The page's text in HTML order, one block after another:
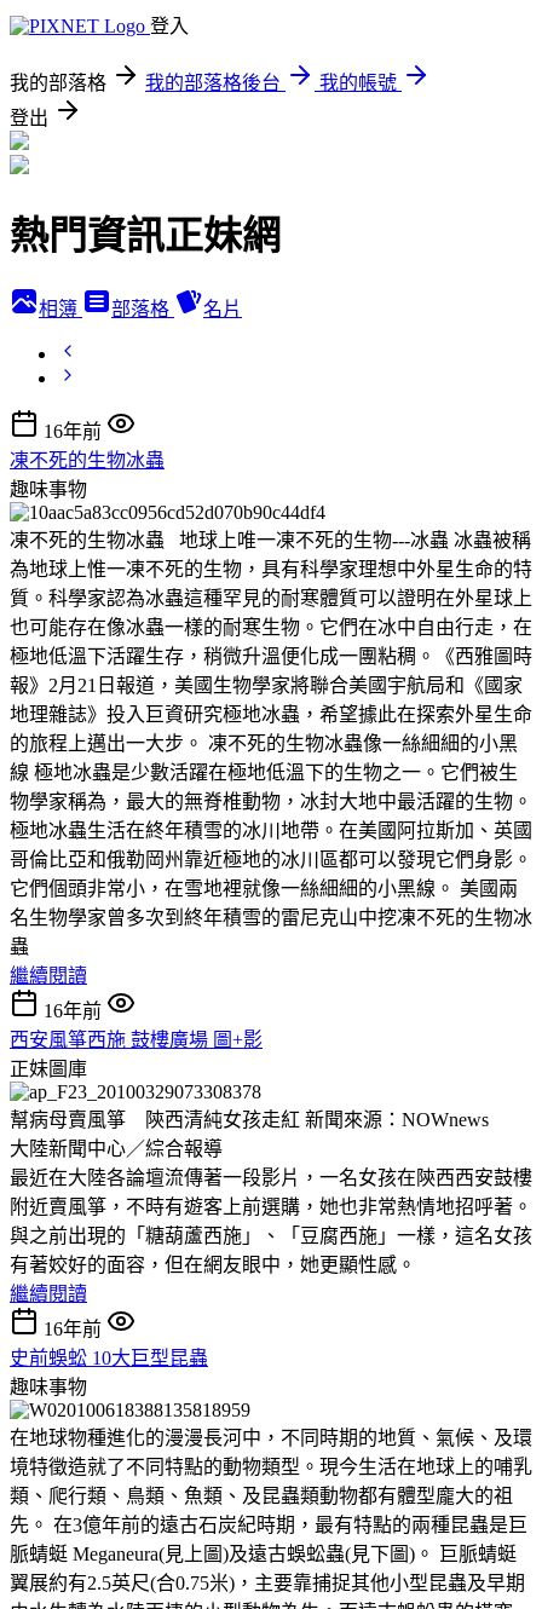
登入
我的部落格 我的部落格後台
我的帳號
登出
熱門資訊正妹網
相簿 部落格 名片
16年前
凍不死的生物冰蟲
趣味事物
凍不死的生物冰蟲 地球上唯一凍不死的生物---冰蟲 冰蟲被稱
為地球上惟一凍不死的生物，具有科學家理想中外星生命的特
質。科學家認為冰蟲這種罕見的耐寒體質可以證明在外星球上
也可能存在像冰蟲一樣的耐寒生物。它們在冰中自由行走，在
極地低溫下活躍生存，稍微升溫便化成一團粘稠。《西雅圖時
報》2月21日報道，美國生物學家將聯合美國宇航局和《國家
地理雜誌》投入巨資研究極地冰蟲，希望據此在探索外星生命
的旅程上邁出一大步。 凍不死的生物冰蟲像一絲細細的小黑
線 極地冰蟲是少數活躍在極地低溫下的生物之一。它們被生
物學家稱為，最大的無脊椎動物，冰封大地中最活躍的生物。
極地冰蟲生活在終年積雪的冰川地帶。在美國阿拉斯加、英國
哥倫比亞和俄勒岡州靠近極地的冰川區都可以發現它們身影。
它們個頭非常小，在雪地裡就像一絲細細的小黑線。 美國兩
名生物學家曾多次到終年積雪的雷尼克山中挖凍不死的生物冰
蟲
繼續閱讀
16年前
西安風箏西施 鼓樓廣場 圖+影
正妹圖庫
幫病母賣風箏 陝西清純女孩走紅 新聞來源：NOWnews
大陸新聞中心／綜合報導
最近在大陸各論壇流傳著一段影片，一名女孩在陝西西安鼓樓
附近賣風箏，不時有遊客上前選購，她也非常熱情地招呼著。
與之前出現的「糖葫蘆西施」、「豆腐西施」一樣，這名女孩
有著姣好的面容，但在網友眼中，她更顯性感。
繼續閱讀
16年前
史前蜈蚣 10大巨型昆蟲
趣味事物
在地球物種進化的漫漫長河中，不同時期的地質、氣候、及環
境特徵造就了不同特點的動物類型。現今生活在地球上的哺乳
類、爬行類、鳥類、魚類、及昆蟲類動物都有體型龐大的祖
先。 在3億年前的遠古石炭紀時期，最有特點的兩種昆蟲是巨
脈蜻蜓 Meganeura(見上圖)及遠古蜈蚣蟲(見下圖)。 巨脈蜻蜓
翼展約有2.5英尺(合0.75米)，主要靠捕捉其他小型昆蟲及早期